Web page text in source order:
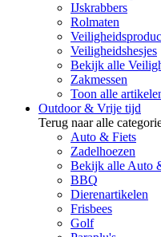
IJskrabbers
Rolmaten
Veiligheidshesjes
Bekijk alle
Zakmessen
Toon alle
Outdoor & Vrije tijd
Terug naar alle
Auto & Fiets
Zadelhoezen
Bekijk alle Auto
BBQ
Dierenartikelen
Frisbees
Golf